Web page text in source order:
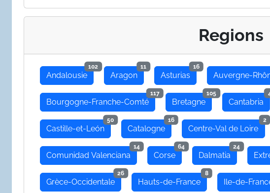
Regions
Andalousie
102
Aragon
11
Asturias
16
Auvergne-
Bourgogne-Franche-Comté
117
Bretagne
105
Cantabria
Castille-et-León
50
Catalogne
16
Centre-Val de Loire
2
Comunidad Valenciana
14
Corse
64
Dalmatia
24
Grèce-Occidentale
26
Hauts-de-France
8
Ile-de-